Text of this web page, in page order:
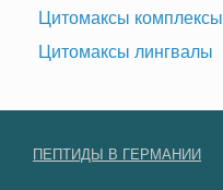
Цитомаксы комплексы
Цитомаксы лингвалы
ПЕПТИДЫ В ГЕРМАНИИ